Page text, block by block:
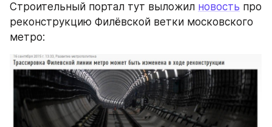
Строительный портал тут выложил новость про
реконструкцию Филёвской ветки московского
метро: